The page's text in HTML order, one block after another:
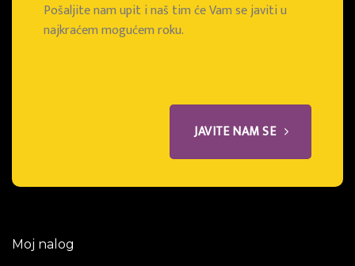
Pošaljite nam upit i naš tim će Vam se javiti u
najkraćem mogućem roku.
JAVITE NAM SE
Moj nalog